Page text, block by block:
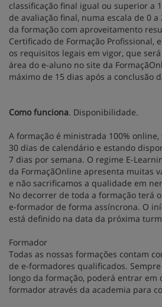
classificação final igual ou superior a
de avaliação final, numa escala de 0 a
da formação com aproveitamento
Certificado de Formação Profissional,
os requisitos legais em vigor, que
área do e-aluno no site da
máximo de 15 dias após a conclusão
Como funciona. Disponibilidade.
A formação é ministrada 100%
30 dias de calendário e estando
7 dias por semana. O regime E-
da FormaçãOnline apresenta muitas
e não sacrificamos a qualidade em
No decorrer de toda a formação terá
e-formador de forma assíncrona. O
está definido na data da próxima
Formador
Todas as nossas formações contam
de e-formadores qualificados.
longo da formação, poderá entrar em
formador através da academia para